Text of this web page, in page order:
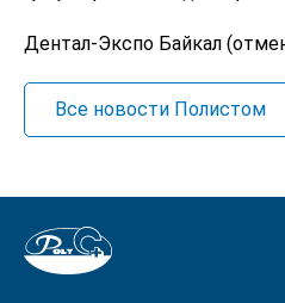
Дентал-Экспо Байкал
Все новости Полистом